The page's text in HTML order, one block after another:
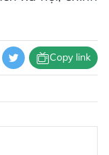
Copy link